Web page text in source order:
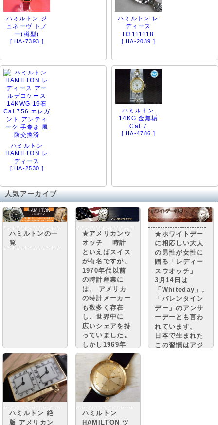
ハミルトン ジ
ュネーヴ トノ
ー(樽型)
[ HA-7393 ]
ハミルトン レ
ディース
H3111118
[ HA-2039 ]
ハミルトン
HAMILTON レ
ディース
[ HA-2530 ]
ハミルトン
14KG 金無垢
Cal.7
[ HA-4786 ]
人気アーカイブ
ハミルトンの一
覧
★アメリカンウ
オッチ 時計
といえばスイス
が有名ですが、
1970年代以前
の時計産業に
は、 アメリカ
の時計メーカー
も数多く存在
し、世界中に
広いシェアを持
っていました。
しかし1969年
日本発のクオー
ツショックによ
り大きな打撃を
受け、 多くの
アメリカの時計
メーカーは衰退
してしまいまし
た。
★ホワイトデー
に相応しい大人
の男性が女性に
贈る「レディー
スウオッチ」
3月14日は
「Whiteday」。
「バレンタイン
デー」のアンサ
ーデーとも言わ
れています。
日本で生まれた
この習慣はアジ
ハミルトン 絶
版 アメリカン
ハミルトン
HAMILTON ツ